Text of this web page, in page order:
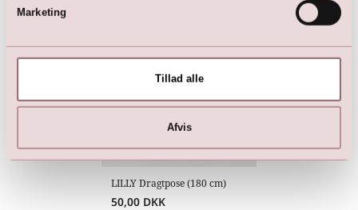
Marketing
Tillad alle
Afvis
LILLY Dragtpose (180 cm)
50,00 DKK